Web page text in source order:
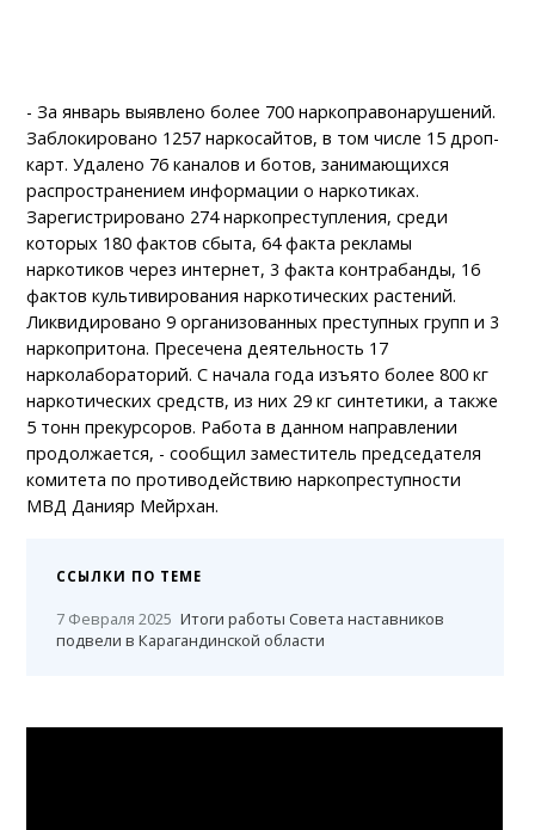
- За январь выявлено более 700 наркоправонарушений.
Заблокировано 1257 наркосайтов, в том числе 15 дроп-
карт. Удалено 76 каналов и ботов, занимающихся
распространением информации о наркотиках.
Зарегистрировано 274 наркопреступления, среди
которых 180 фактов сбыта, 64 факта рекламы
наркотиков через интернет, 3 факта контрабанды, 16
фактов культивирования наркотических растений.
Ликвидировано 9 организованных преступных групп и 3
наркопритона. Пресечена деятельность 17
нарколабораторий. С начала года изъято более 800 кг
наркотических средств, из них 29 кг синтетики, а также
5 тонн прекурсоров. Работа в данном направлении
продолжается, - сообщил заместитель председателя
комитета по противодействию наркопреступности
МВД Данияр Мейрхан.
ССЫЛКИ ПО ТЕМЕ
7 Февраля 2025 Итоги работы Совета наставников
подвели в Карагандинской области